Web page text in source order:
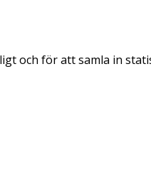
och för att samla in